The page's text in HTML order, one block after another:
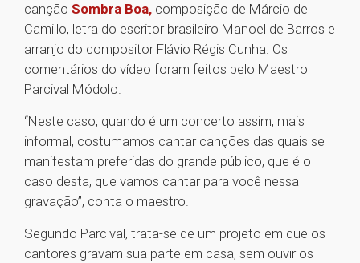
canção Sombra Boa, composição de Márcio de
Camillo, letra do escritor brasileiro Manoel de Barros e
arranjo do compositor Flávio Régis Cunha. Os
comentários do vídeo foram feitos pelo Maestro
Parcival Módolo.
“Neste caso, quando é um concerto assim, mais
informal, costumamos cantar canções das quais se
manifestam preferidas do grande público, que é o
caso desta, que vamos cantar para você nessa
gravação”, conta o maestro.
Segundo Parcival, trata-se de um projeto em que os
cantores gravam sua parte em casa, sem ouvir os